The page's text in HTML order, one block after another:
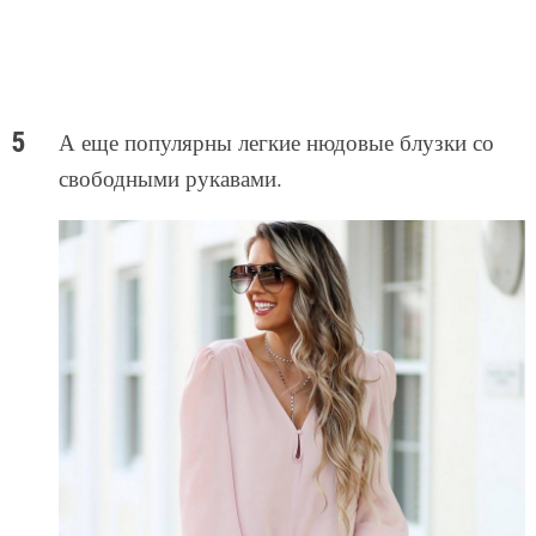
А еще популярны легкие нюдовые блузки со
свободными рукавами.